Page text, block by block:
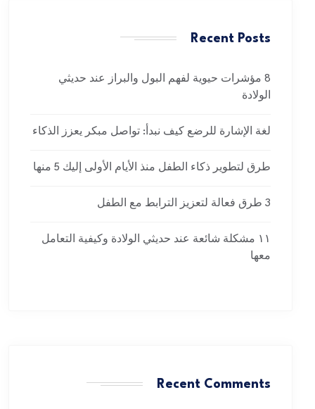
Recent Posts
8 مؤشرات حيوية لفهم البول والبراز عند حديثي
الولادة
لغة الإشارة للرضع كيف نبدأ: تواصل مبكر يعزز الذكاء
طرق لتطوير ذكاء الطفل منذ الأيام الأولى إليك 5 منها
3 طرق فعالة لتعزيز الترابط مع الطفل
١١ مشكلة شائعة عند حديثي الولادة وكيفية التعامل
معها
Recent Comments